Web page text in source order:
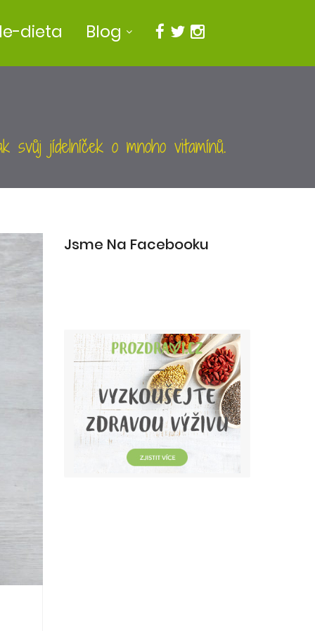
dieta Blog
jídelníček o mnoho vitamínů.
Jsme Na Facebooku